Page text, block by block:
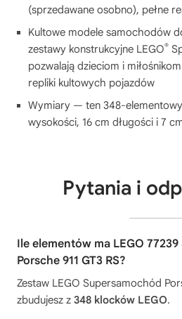
(sprzedawane osobno), pełne
Kultowe modele samochodów
zestawy konstrukcyjne LEGO®
pozwalają dzieciom i
repliki kultowych pojazdów
Wymiary — ten 348-
wysokości, 16 cm długości i 7
Pytania i
Ile elementów ma LEGO
Porsche 911 GT3 RS?
Zestaw LEGO Supersamochód
zbudujesz z 348 klocków LEGO.